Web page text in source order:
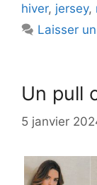
hiver, jersey,
Laisser
Un pull
5 janvier